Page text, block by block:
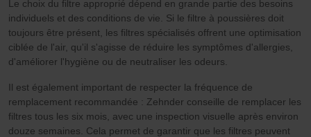
Datenschutzerklärung der Zehnder Group
Zehnder Group AG: Data Privacy
Zehnder Group België nv/sa: Déclarations de confidentialité
osobních údajů
Zehnder Group France: Protection des données
Zehnder Group Ibérica SAU: Política de privacidad
Le choix du filtre approprié dépend en grande partie des besoins
individuels et des conditions de vie. Si le filtre à poussières doit
toujours être présent, les filtres spécialisés offrent une optimisation
ciblée de l'air, qu'il s'agisse de réduire les symptômes d'allergies,
d'améliorer l'hygiène ou de neutraliser les odeurs.
Il est également important de respecter la fréquence de
remplacement recommandée : Zehnder conseille de remplacer les
filtres tous les six mois, avec une inspection visuelle après environ
douze semaines. Cela permet de garantir que les filtres peuvent